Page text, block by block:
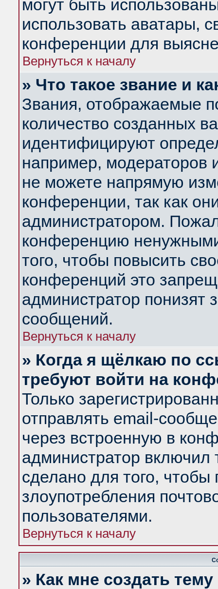
могут быть
использовать аватары,
конференции для
Вернуться к началу
» Что такое звание и
Звания, отображаемые
количество созданных
идентифицируют
например, модераторов
не можете напрямую
конференции, так как
администратором.
конференцию
того, чтобы повысить
конференций это
администратор понизят
сообщений.
Вернуться к началу
» Когда я щёлкаю по
требуют войти на
Только
отправлять email-
через встроенную в
администратор
сделано для того, чтобы
злоупотребления
пользователями.
Вернуться к началу
» Как мне создать